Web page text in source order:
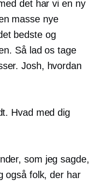
det har vi en ny
masse nye
bedste og
Så lad os tage
Josh, hvordan
Hvad med dig
som jeg sagde,
også folk, der har